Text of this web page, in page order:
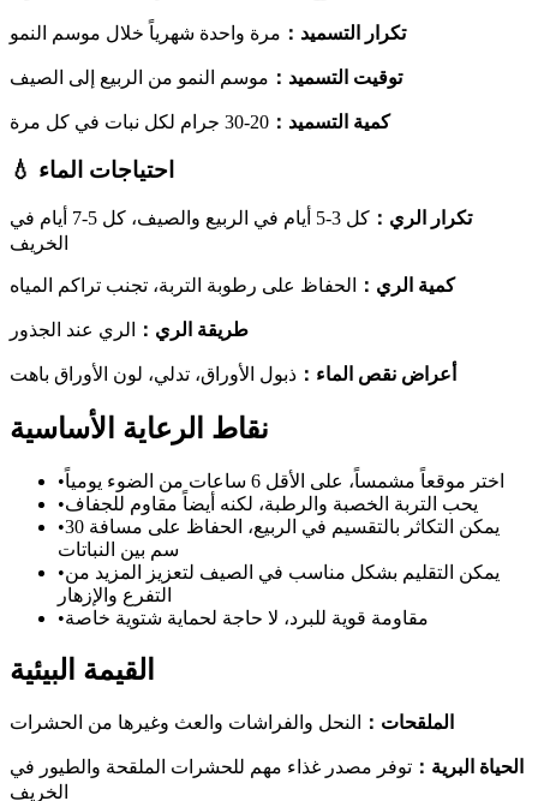
تكرار التسميد ： مرة واحدة شهرياً خلال موسم النمو
توقيت التسميد ： موسم النمو من الربيع إلى الصيف
كمية التسميد ： 20-30 جرام لكل نبات في كل مرة
💧 احتياجات الماء
تكرار الري ：
كل 3-5 أيام في الربيع والصيف، كل 5-7 أيام في
الخريف
كمية الري ： الحفاظ على رطوبة التربة، تجنب تراكم المياه
طريقة الري ： الري عند الجذور
أعراض نقص الماء ： ذبول الأوراق، تدلي، لون الأوراق باهت
نقاط الرعاية الأساسية
•
اختر موقعاً مشمساً، على الأقل 6 ساعات من الضوء يومياً
•يحب التربة الخصبة والرطبة، لكنه أيضاً مقاوم للجفاف
•يمكن التكاثر بالتقسيم في الربيع، الحفاظ على مسافة 30
سم بين النباتات
•يمكن التقليم بشكل مناسب في الصيف لتعزيز المزيد من
التفرع والإزهار
•مقاومة قوية للبرد، لا حاجة لحماية شتوية خاصة
القيمة البيئية
الملقحات ： النحل والفراشات والعث وغيرها من الحشرات
الحياة البرية ： توفر مصدر غذاء مهم للحشرات الملقحة والطيور في
الخريف